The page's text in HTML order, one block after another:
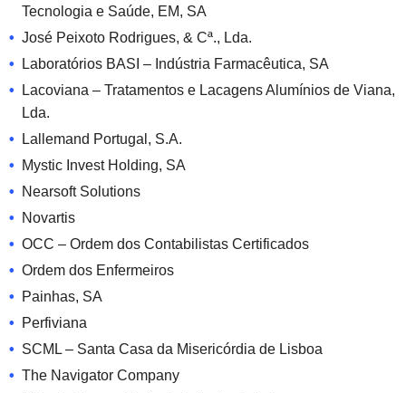
Tecnologia e Saúde, EM, SA
José Peixoto Rodrigues, & Cª., Lda.
Laboratórios BASI – Indústria Farmacêutica, SA
Lacoviana – Tratamentos e Lacagens Alumínios de Viana,
Lda.
Lallemand Portugal, S.A.
Mystic Invest Holding, SA
Nearsoft Solutions
Novartis
OCC – Ordem dos Contabilistas Certificados
Ordem dos Enfermeiros
Painhas, SA
Perfiviana
SCML – Santa Casa da Misericórdia de Lisboa
The Navigator Company